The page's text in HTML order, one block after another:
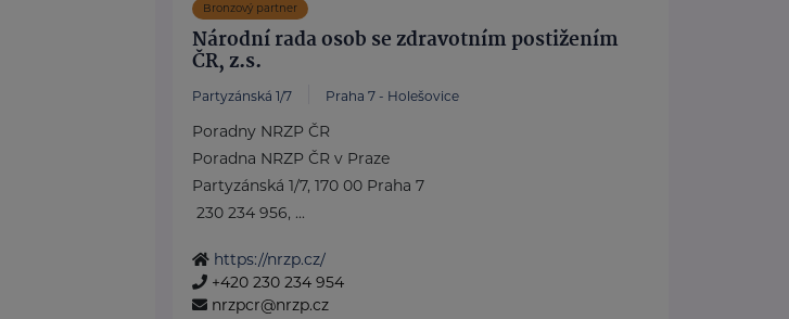
Bronzový partner
Národní rada osob se zdravotním postižením
ČR, z.s.
Partyzánská 1/7 Praha 7 - Holešovice
Poradny NRZP ČR
Poradna NRZP ČR v Praze
Partyzánská 1/7, 170 00 Praha 7
230 234 956, ...
https://nrzp.cz/
+420 230 234 954
nrzpcr@nrzp.cz